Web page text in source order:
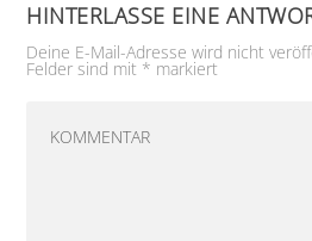
HINTERLASSE EINE
Deine E-Mail-Adresse wird nicht
Felder sind mit * markiert